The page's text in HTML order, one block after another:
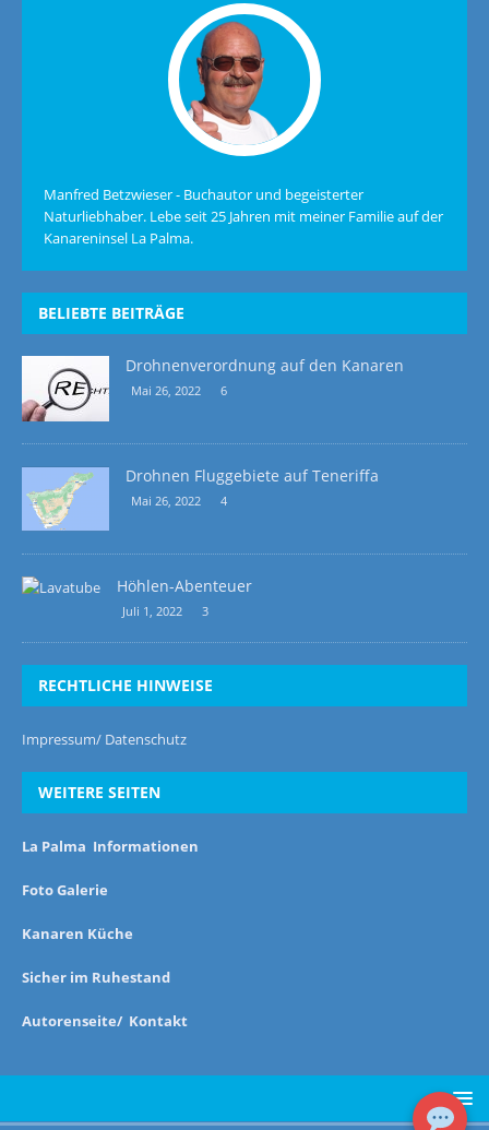
Manfred Betzwieser - Buchautor und begeisterter
Naturliebhaber. Lebe seit 25 Jahren mit meiner Familie auf der
Kanareninsel La Palma.
BELIEBTE BEITRÄGE
Drohnenverordnung auf den Kanaren
Mai 26, 2022 6
Drohnen Fluggebiete auf Teneriffa
Mai 26, 2022 4
Höhlen-Abenteuer
Juli 1, 2022 3
RECHTLICHE HINWEISE
Impressum/ Datenschutz
WEITERE SEITEN
La Palma Informationen
Foto Galerie
Kanaren Küche
Sicher im Ruhestand
Autorenseite/ Kontakt